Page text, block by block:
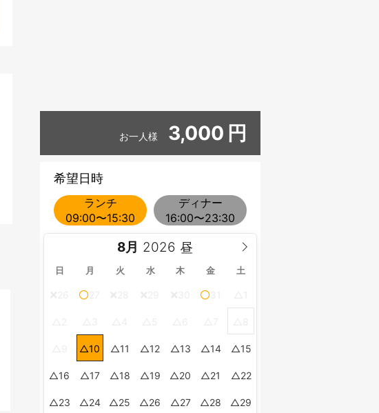
お一人様 3,000 円
希望日時
ランチ
09:00〜15:30
ディナー
16:00〜23:30
8月
日 月 火 水 木 金 土
31
10 11 12 13 14 15
16 17 18 19 20 21 22
23 24 25 26 27 28 29